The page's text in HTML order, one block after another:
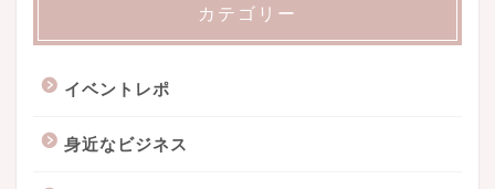
カテゴリー
イベントレポ
身近なビジネス